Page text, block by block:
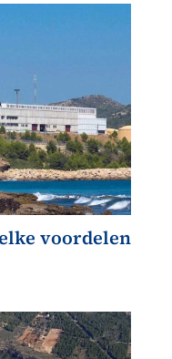
voordelen